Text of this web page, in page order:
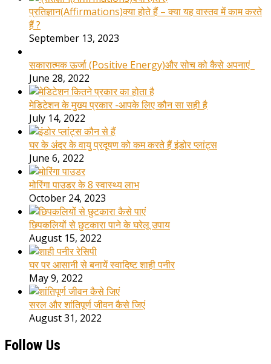
प्रतिज्ञान(Affirmations)क्या होते हैं – क्या यह वास्तव में काम करते
हैं ?
September 13, 2023
सकारात्मक ऊर्जा (Positive Energy)और सोच को कैसे अपनाएं
June 28, 2022
मेडिटेशन के मुख्य प्रकार -आपके लिए कौन सा सही है
July 14, 2022
घर के अंदर के वायु प्रदूषण को कम करते हैं इंडोर प्लांट्स
June 6, 2022
मोरिंगा पाउडर के 8 स्वास्थ्य लाभ
October 24, 2023
छिपकलियों से छुटकारा पाने के घरेलू उपाय
August 15, 2022
घर पर आसानी से बनायें स्वादिष्ट शाही पनीर
May 9, 2022
सरल और शांतिपूर्ण जीवन कैसे जिएं
August 31, 2022
Follow Us